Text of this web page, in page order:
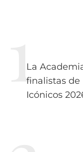
La
finalistas de
Icónicos